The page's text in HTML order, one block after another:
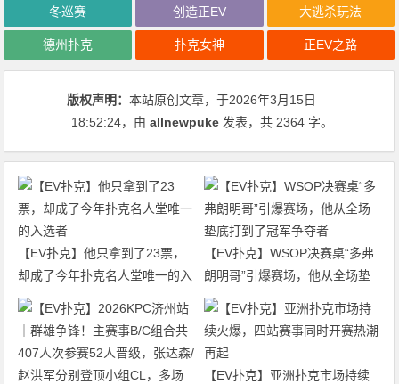
冬巡赛 创造正EV 大逃杀玩法
德州扑克 扑克女神 正EV之路
版权声明：本站原创文章，于2026年3月15日
18:52:24，由allnewpuke 发表，共 2364 字。
【EV扑克】他只拿到了23票，
却成了今年扑克名人堂唯一的入
选者
【EV扑克】WSOP决赛桌“多弗
朗明哥”引爆赛场，他从全场垫
底打到了冠军争夺者
【EV扑克】亚洲扑克市场持续